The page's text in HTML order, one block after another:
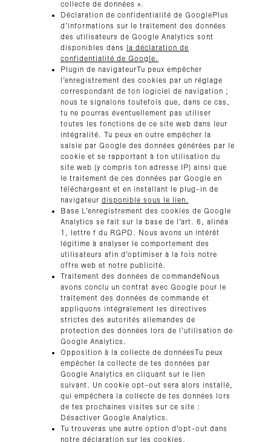
collecte de données ».
Déclaration de confidentialité de GooglePlus
d’informations sur le traitement des données
des utilisateurs de Google Analytics sont
disponibles dans la déclaration de
confidentialité de Google.
Plugin de navigateurTu peux empêcher
l’enregistrement des cookies par un réglage
correspondant de ton logiciel de navigation ;
nous te signalons toutefois que, dans ce cas,
tu ne pourras éventuellement pas utiliser
toutes les fonctions de ce site web dans leur
intégralité. Tu peux en outre empêcher la
saisie par Google des données générées par le
cookie et se rapportant à ton utilisation du
site web (y compris ton adresse IP) ainsi que
le traitement de ces données par Google en
téléchargeant et en installant le plug-in de
navigateur disponible sous le lien.
Base L’enregistrement des cookies de Google
Analytics se fait sur la base de l’art. 6, alinéa
1, lettre f du RGPD. Nous avons un intérêt
légitime à analyser le comportement des
utilisateurs afin d’optimiser à la fois notre
offre web et notre publicité.
Traitement des données de commandeNous
avons conclu un contrat avec Google pour le
traitement des données de commande et
appliquons intégralement les directives
strictes des autorités allemandes de
protection des données lors de l’utilisation de
Google Analytics.
Opposition à la collecte de donnéesTu peux
empêcher la collecte de tes données par
Google Analytics en cliquant sur le lien
suivant. Un cookie opt-out sera alors installé,
qui empêchera la collecte de tes données lors
de tes prochaines visites sur ce site :
Désactiver Google Analytics.
Tu trouveras une autre option d’opt-out dans
notre déclaration sur les cookies.